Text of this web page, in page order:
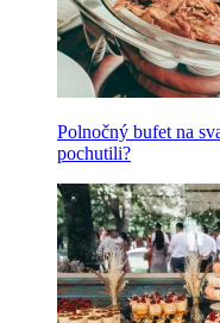
Polnočný bufet na
pochutili?